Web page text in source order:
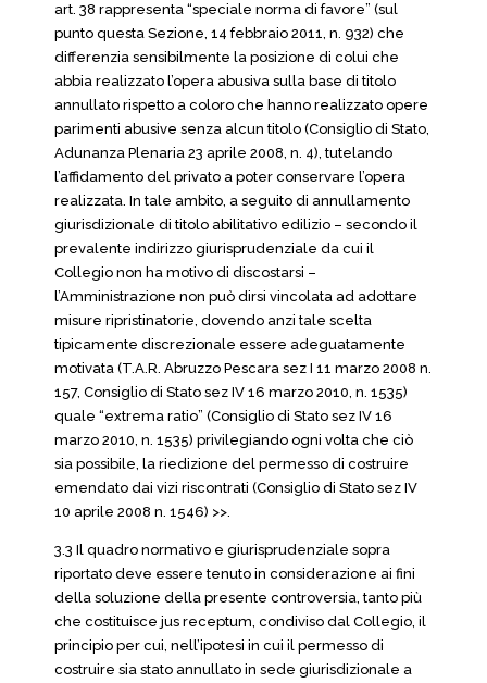
art. 38 rappresenta “speciale norma di favore” (sul
punto questa Sezione, 14 febbraio 2011, n. 932) che
differenzia sensibilmente la posizione di colui che
abbia realizzato l’opera abusiva sulla base di titolo
annullato rispetto a coloro che hanno realizzato opere
parimenti abusive senza alcun titolo (Consiglio di Stato,
Adunanza Plenaria 23 aprile 2008, n. 4), tutelando
l’affidamento del privato a poter conservare l’opera
realizzata. In tale ambito, a seguito di annullamento
giurisdizionale di titolo abilitativo edilizio – secondo il
prevalente indirizzo giurisprudenziale da cui il
Collegio non ha motivo di discostarsi –
l’Amministrazione non può dirsi vincolata ad adottare
misure ripristinatorie, dovendo anzi tale scelta
tipicamente discrezionale essere adeguatamente
motivata (T.A.R. Abruzzo Pescara sez I 11 marzo 2008 n.
157, Consiglio di Stato sez IV 16 marzo 2010, n. 1535)
quale “extrema ratio” (Consiglio di Stato sez IV 16
marzo 2010, n. 1535) privilegiando ogni volta che ciò
sia possibile, la riedizione del permesso di costruire
emendato dai vizi riscontrati (Consiglio di Stato sez IV
10 aprile 2008 n. 1546) >>.
3.3 Il quadro normativo e giurisprudenziale sopra
riportato deve essere tenuto in considerazione ai fini
della soluzione della presente controversia, tanto più
che costituisce jus receptum, condiviso dal Collegio, il
principio per cui, nell’ipotesi in cui il permesso di
costruire sia stato annullato in sede giurisdizionale a